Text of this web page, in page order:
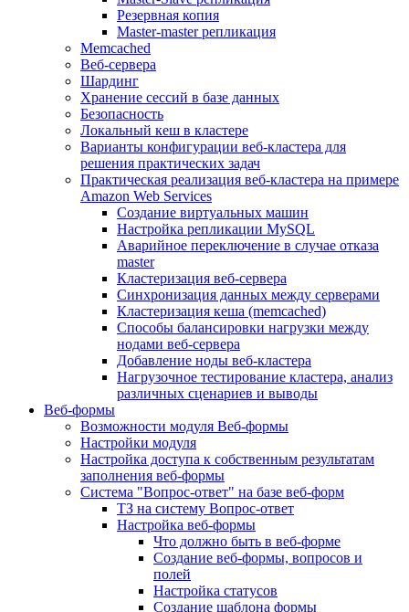
Резервная копия
Master-master репликация
Memcached
Веб-сервера
Шардинг
Хранение сессий в базе данных
Безопасность
Локальный кеш в кластере
Варианты конфигурации веб-кластера для
решения практических задач
Практическая реализация веб-кластера на примере
Amazon Web Services
Создание виртуальных машин
Настройка репликации MySQL
Аварийное переключение в случае отказа
master
Кластеризация веб-сервера
Синхронизация данных между серверами
Кластеризация кеша (memcached)
Способы балансировки нагрузки между
нодами веб-сервера
Добавление ноды веб-кластера
Нагрузочное тестирование кластера, анализ
различных сценариев и выводы
Веб-формы
Возможности модуля Веб-формы
Настройки модуля
Настройка доступа к собственным результатам
заполнения веб-формы
Система "Вопрос-ответ" на базе веб-форм
ТЗ на систему Вопрос-ответ
Настройка веб-формы
Что должно быть в веб-форме
Создание веб-формы, вопросов и
полей
Настройка статусов
Создание шаблона формы